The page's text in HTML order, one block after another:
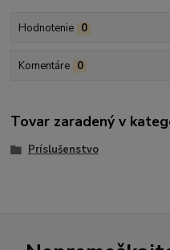
Hodnotenie 0
Komentáre 0
Tovar zaradený v
Príslušenstvo